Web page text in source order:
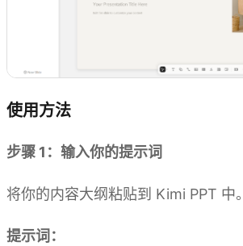
使用方法
步骤 1：输入你的提示词
将你的内容大纲粘贴到 Kimi PPT 中。
提示词：